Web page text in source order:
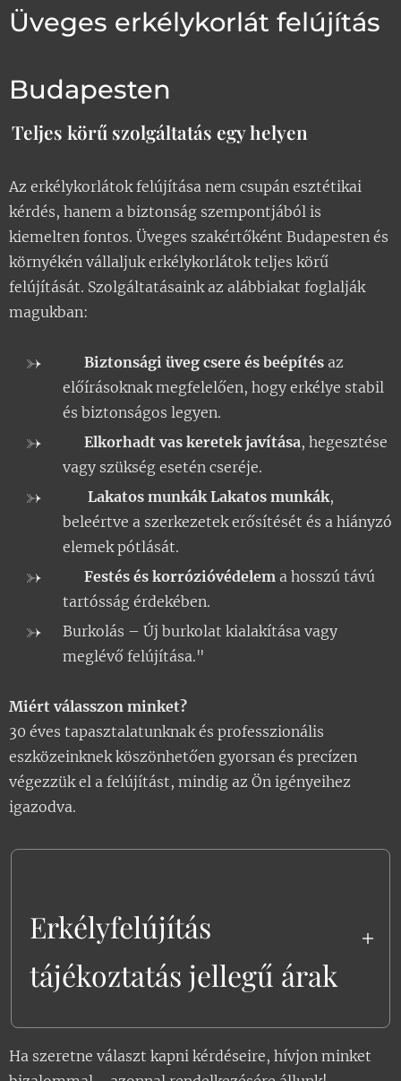
Üveges erkélykorlát felújítás
Budapesten
Teljes körű szolgáltatás egy helyen
Az erkélykorlátok felújítása nem csupán esztétikai
kérdés, hanem a biztonság szempontjából is
kiemelten fontos. Üveges szakértőként Budapesten és
környékén vállaljuk erkélykorlátok teljes körű
felújítását. Szolgáltatásaink az alábbiakat foglalják
magukban:
🔒 Biztonsági üveg csere és beépítés az
előírásoknak megfelelően, hogy erkélye stabil
és biztonságos legyen.
🔧 Elkorhadt vas keretek javítása, hegesztése
vagy szükség esetén cseréje.
🛠️ Lakatos munkák Lakatos munkák,
beleértve a szerkezetek erősítését és a hiányzó
elemek pótlását.
🎨 Festés és korrózióvédelem a hosszú távú
tartósság érdekében.
Burkolás – Új burkolat kialakítása vagy
meglévő felújítása."
Miért válasszon minket?
30 éves tapasztalatunknak és professzionális
eszközeinknek köszönhetően gyorsan és precízen
végezzük el a felújítást, mindig az Ön igényeihez
igazodva.
Erkélyfelújítás
tájékoztatás jellegű árak
felújítás árak: Üveg csere,
Matt biztonsági üveg csere (3+3),
Ha szeretne választ kapni kérdéseire, hívjon minket